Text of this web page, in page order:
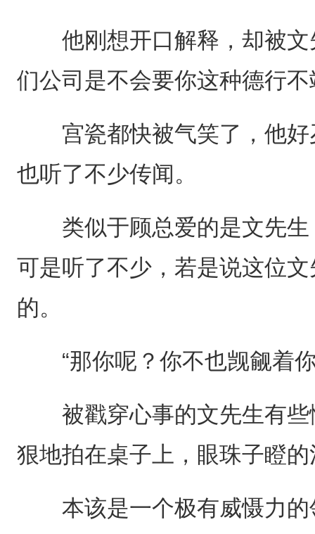
他刚想开口解释，却被文
们公司是不会要你这种德行
宫瓷都快被气笑了，他好
也听了不少传闻。
类似于顾总爱的是文先生
可是听了不少，若是说这位
的。
“那你呢？你不也觊觎着你
被戳穿心事的文先生有些
狠地拍在桌子上，眼珠子瞪
本该是一个极有威慑力的